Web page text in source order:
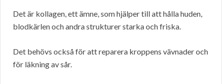
Det är kollagen, ett ämne, som hjälper till att hålla huden,
blodkärlen och andra strukturer starka och friska.
Det behövs också för att reparera kroppens vävnader och
för läkning av sår.